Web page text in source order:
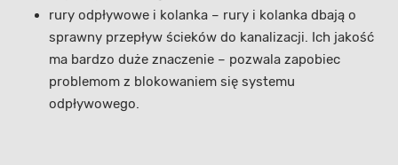
rury odpływowe i kolanka – rury i kolanka dbają o
sprawny przepływ ścieków do kanalizacji. Ich jakość
ma bardzo duże znaczenie – pozwala zapobiec
problemom z blokowaniem się systemu
odpływowego.